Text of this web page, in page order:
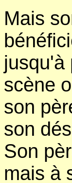
Mais
jusqu'à
scène
son
son
Son
mais à